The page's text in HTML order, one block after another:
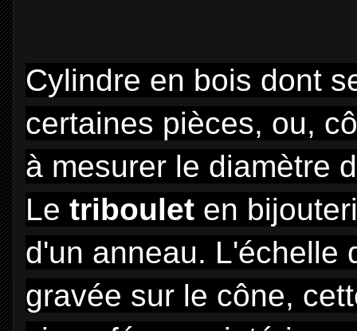
Cylindre en bois dont
certaines pièces, ou, c
à mesurer le diamètre
Le triboulet en
d'un anneau. L'échelle
gravée sur le cône,